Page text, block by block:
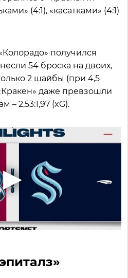
(4:1), «касатками» (4:1)
получился
54 броска на двоих,
2 шайбы (при 4,5
даже превзошли
– 2,53:1,97 (xG).